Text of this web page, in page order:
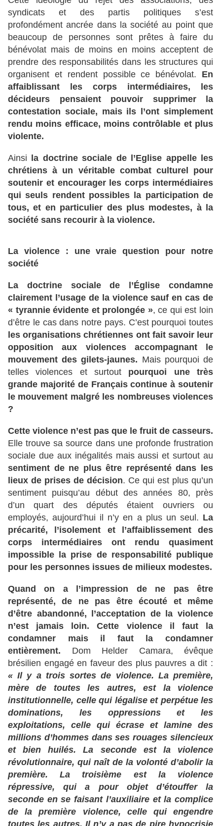
syndicats et des partis politiques s’est
profondément ancrée dans la société au point que
beaucoup de personnes sont prêtes à faire du
bénévolat mais de moins en moins acceptent de
prendre des responsabilités dans les structures qui
organisent et rendent possible ce bénévolat. En
affaiblissant les corps intermédiaires, les
décideurs pensaient pouvoir supprimer la
contestation sociale, mais ils l’ont simplement
rendu moins efficace, moins contrôlable et plus
violente.
Ainsi
la doctrine sociale de l’Eglise appelle les
chrétiens à un véritable combat culturel pour
soutenir et encourager les corps intermédiaires
qui seuls rendent possibles la participation de
tous, et en particulier des plus modestes, à la
société sans recourir à la violence.
La violence : une vraie question pour notre
société
La doctrine sociale de l’Église condamne
clairement l’usage de la violence sauf en cas de
« tyrannie évidente et prolongée », ce qui est loin
d’être le cas dans notre pays. C’est pourquoi toutes
les organisations chrétiennes ont fait savoir leur
opposition aux violences accompagnant le
mouvement des gilets-jaunes. Mais pourquoi de
telles violences et surtout pourquoi une très
grande majorité de Français continue à soutenir
le mouvement malgré les nombreuses violences
?
Cette violence n’est pas que le fruit de casseurs.
Elle trouve sa source dans une profonde frustration
sociale due aux inégalités mais aussi et surtout au
sentiment de ne plus être représenté dans les
lieux de prises de décision. Ce qui est plus qu’un
sentiment puisqu’au début des années 80, près
d’un quart des députés étaient ouvriers ou
employés, aujourd’hui il n’y en a plus un seul. La
précarité, l’isolement et l’affaiblissement des
corps intermédiaires ont rendu quasiment
impossible la prise de responsabilité publique
pour les personnes issues de milieux modestes.
Quand on a l’impression de ne pas être
représenté, de ne pas être écouté et même
d’être abandonné, l’acceptation de la violence
n’est jamais loin. Cette violence il faut la
condamner mais il faut la condamner
entièrement. Dom Helder Camara, évêque
brésilien engagé en faveur des plus pauvres a dit :
« Il y a trois sortes de violence. La première,
mère de toutes les autres, est la violence
institutionnelle, celle qui légalise et perpétue les
dominations, les oppressions et les
exploitations, celle qui écrase et lamine des
millions d’hommes dans ses rouages silencieux
et bien huilés. La seconde est la violence
révolutionnaire, qui naît de la volonté d’abolir la
première. La troisième est la violence
répressive, qui a pour objet d’étouffer la
seconde en se faisant l’auxiliaire et la complice
de la première violence, celle qui engendre